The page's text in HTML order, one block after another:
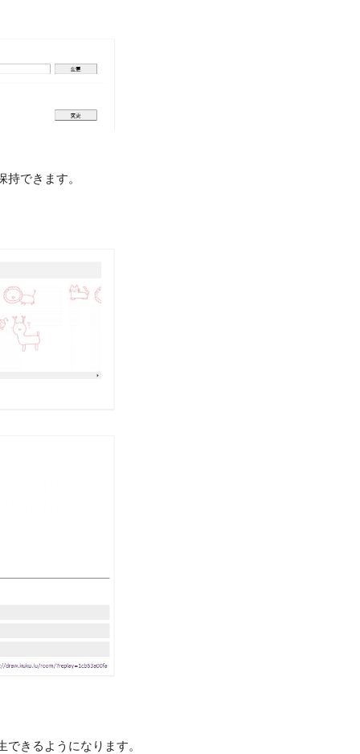
できます。
きるようになります。